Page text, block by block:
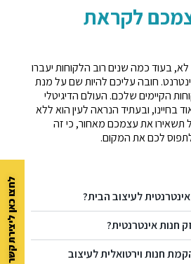
לקראת
לא, בעוד כמה שנים רוב הלקוחות יעברו
חובה עליכם להיות שם על מנת
הקיימים שלכם. העולם הדיגיטלי
בחיינו, ובעתיד הנראה לעין הוא ללא
תשאירו את עצמכם מאחור, כי זה
לכם את המקום.
לעיצוב הבית?
חנות אינטרנטית?
חנות וירטואלית לעיצוב
לחצו כאן ליצירת קשר